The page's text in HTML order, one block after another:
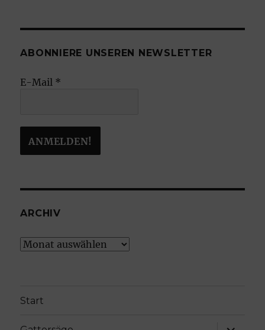
ABONNIERE UNSEREN NEWSLETTER
E-Mail *
ARCHIV
Archiv
Start